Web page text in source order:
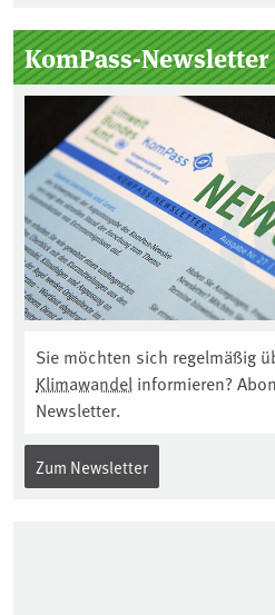
KomPass-Newsletter
Sie möchten sich regelmäßig
Klimawandel informieren?
Newsletter.
Zum Newsletter